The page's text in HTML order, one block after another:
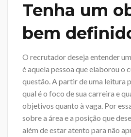
Tenha um
bem
O recrutador deseja entender
é aquela pessoa que elaborou o
questão. A partir de uma leitura
qual é o foco de sua carreira e
objetivos quanto à vaga. Por
sobre a área e a posição que
além de estar atento para não